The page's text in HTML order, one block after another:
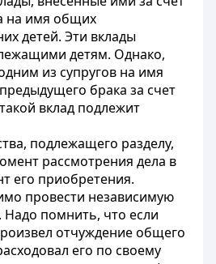
на имя общих
детей. Эти вклады
детям. Однако,
из супругов на имя
брака за счет
вклад подлежит
подлежащего разделу,
рассмотрения дела в
его приобретения.
провести независимую
помнить, что если
отчуждение общего
его по своему